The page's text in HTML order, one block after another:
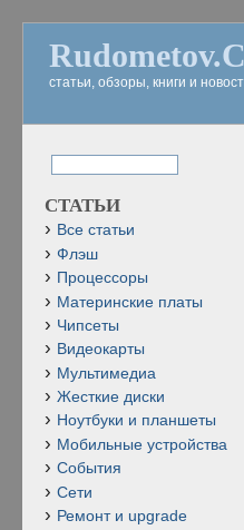
статьи, обзоры, книги и
СТАТЬИ
Все статьи
Флэш
Процессоры
Материнские платы
Чипсеты
Видеокарты
Мультимедиа
Жесткие диски
Ноутбуки и планшеты
Мобильные устройства
События
Сети
Ремонт и upgrade